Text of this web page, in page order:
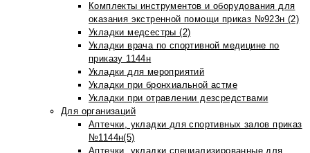
Комплекты инструментов и оборудования для
оказания экстренной помощи приказ №923н (2)
Укладки медсестры (2)
Укладки врача по спортивной медицине по
приказу 1144н
Укладки для мероприятий
Укладки при бронхиальной астме
Укладки при отравлении дезсредствами
Для организаций
Аптечки, укладки для спортивных залов приказ
№1144н(5)
Аптечки, укладки специализированные для